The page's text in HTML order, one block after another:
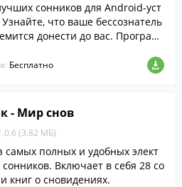
сонников для Android-уст
что ваше бессознатель
донести до вас. Програм
волнующие сны и, возможн
из них какую-либо полезную
Бесплатно
- Мир снов
(3.82 МБ)
самых полных и удобных элект
Включает в себя 28 со
книг о сновидениях.